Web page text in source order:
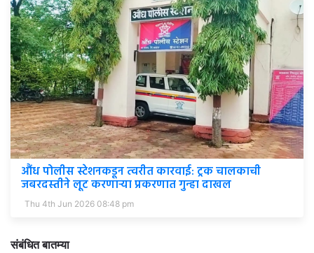
औंध पोलीस स्टेशनकडून त्वरीत कारवाई: ट्रक चालकाची
जबरदस्तीने लूट करणाऱ्या प्रकरणात गुन्हा दाखल
Thu 4th Jun 2026 08:48 pm
संबंधित बातम्या